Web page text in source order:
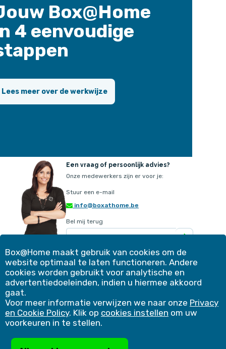
Box@Home
4 eenvoudige
Lees meer over de werkwijze
Een vraag of persoonlijk advies?
Onze medewerkers zijn er voor je:
Stuur een e-mail
info@boxathome.be
Bel mij terug
Ons aanbod
Werkwijze
Simulatie
Voordelen
Veelgestelde vragen
Contact
Klantervaringen
Blog
Bedrijfsoplossingen
Copyright 2026 |Cookies instellen|Privacy & Cookie Policy|
Algemene voorwaarden|Niet-toegelaten producten
Verzekeringsattest
Box@Home maakt gebruik van cookies om de
website optimaal te laten functioneren. Andere
cookies worden gebruikt voor analytische en
advertentiedoeleinden, indien u hiermee akkoord
gaat.
Voor meer informatie verwijzen we naar onze Privacy
en Cookie Policy. Klik op cookies instellen om uw
voorkeuren in te stellen.